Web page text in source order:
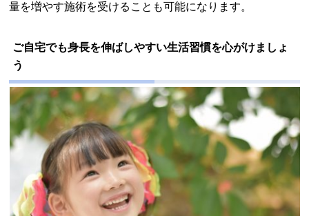
量を増やす施術を受けることも可能になります。
ご自宅でも身長を伸ばしやすい生活習慣を心がけましょ
う